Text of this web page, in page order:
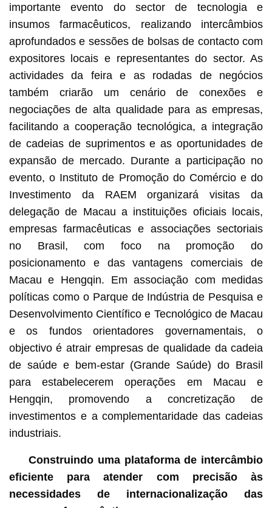
importante evento do sector de tecnologia e
insumos farmacêuticos, realizando intercâmbios
aprofundados e sessões de bolsas de contacto com
expositores locais e representantes do sector. As
actividades da feira e as rodadas de negócios
também criarão um cenário de conexões e
negociações de alta qualidade para as empresas,
facilitando a cooperação tecnológica, a integração
de cadeias de suprimentos e as oportunidades de
expansão de mercado. Durante a participação no
evento, o Instituto de Promoção do Comércio e do
Investimento da RAEM organizará visitas da
delegação de Macau a instituições oficiais locais,
empresas farmacêuticas e associações sectoriais
no Brasil, com foco na promoção do
posicionamento e das vantagens comerciais de
Macau e Hengqin. Em associação com medidas
políticas como o Parque de Indústria de Pesquisa e
Desenvolvimento Científico e Tecnológico de Macau
e os fundos orientadores governamentais, o
objectivo é atrair empresas de qualidade da cadeia
de saúde e bem-estar (Grande Saúde) do Brasil
para estabelecerem operações em Macau e
Hengqin, promovendo a concretização de
investimentos e a complementaridade das cadeias
industriais.
Construindo uma plataforma de intercâmbio
eficiente para atender com precisão às
necessidades de internacionalização das